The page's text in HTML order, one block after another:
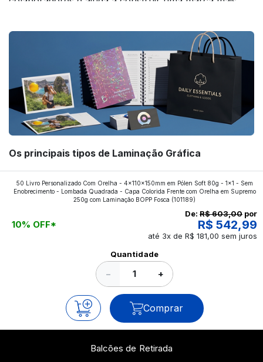
Os principais tipos de Laminação Gráfica
Quer saber quais os tipos de laminações mais
aplicados nos impressos da gráfica FuturaIM? Então,
continue a leitura que vamos revelar para você!
50 Livro Personalizado Com Orelha - 4x110x150mm em Pólen Soft 80g - 1x1 - Sem
Enobrecimento - Lombada Quadrada - Capa Colorida Frente com Orelha em Supremo
250g com Laminação BOPP Fosca (101189)
10% OFF*
De: R$ 603,00 por
R$ 542,99
até 3x de R$ 181,00 sem juros
Quantidade
− +
Comprar
Balcões de Retirada